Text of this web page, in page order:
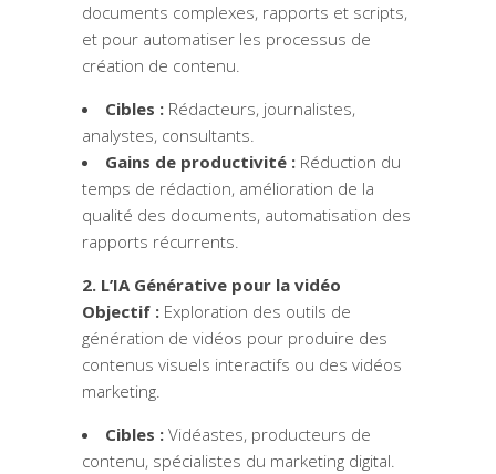
documents complexes, rapports et scripts,
et pour automatiser les processus de
création de contenu.
Cibles : Rédacteurs, journalistes,
analystes, consultants.
Gains de productivité : Réduction du
temps de rédaction, amélioration de la
qualité des documents, automatisation des
rapports récurrents.
2. L’IA Générative pour la vidéo
Objectif : Exploration des outils de
génération de vidéos pour produire des
contenus visuels interactifs ou des vidéos
marketing.
Cibles : Vidéastes, producteurs de
contenu, spécialistes du marketing digital.